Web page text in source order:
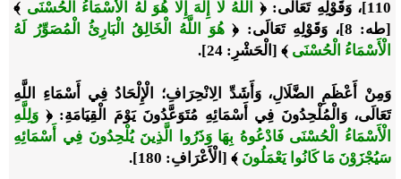
110]، وَقَوْلِهِ تَعَالَى:
﴿ اللَّهُ لَا إِلَهَ إِلَّا هُوَ لَهُ الْأَسْمَاءُ الْحُسْنَى ﴾
[طه: 8]، وَقَوْلِهِ تَعَالَى:
﴿ هُوَ اللَّهُ الْخَالِقُ الْبَارِئُ الْمُصَوِّرُ لَهُ
الْأَسْمَاءُ الْحُسْنَى ﴾ [الْحَشْرِ: 24].
وَمِنْ أَعْظَمِ الضَّلَالِ، وَأَشَدِّ الِانْحِرَافِ؛ الْإِلْحَادُ فِي أَسْمَاءِ اللَّهِ
تَعَالَى، وَالْمُلْحِدُونَ فِي أَسْمَائِهِ مُتَوَعَّدُونَ يَوْمَ الْقِيَامَةِ:﴿ وَلِلَّهِ
الْأَسْمَاءُ الْحُسْنَى فَادْعُوهُ بِهَا وَذَرُوا الَّذِينَ يُلْحِدُونَ فِي أَسْمَائِهِ
سَيُجْزَوْنَ مَا كَانُوا يَعْمَلُونَ ﴾ [الْأَعْرَافِ: 180].